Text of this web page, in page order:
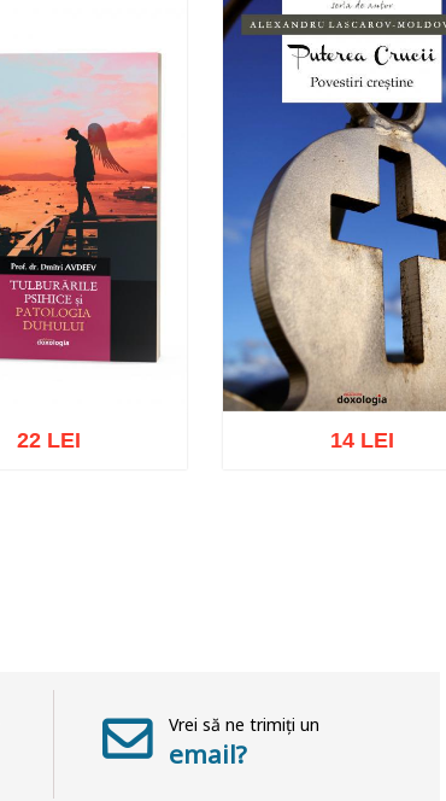
22 LEI 14 LEI
Vrei să ne trimiți un
email?